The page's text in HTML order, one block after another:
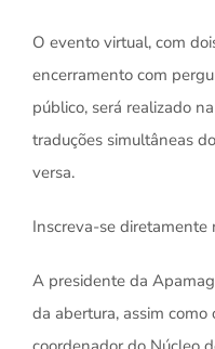
O evento virtual, com
encerramento com
público, será realizado
traduções simultâneas
versa.
Inscreva-se diretamente
A presidente da
da abertura, assim como